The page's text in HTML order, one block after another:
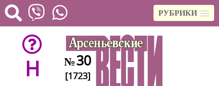
РУБРИКИ
H №30
[1723]